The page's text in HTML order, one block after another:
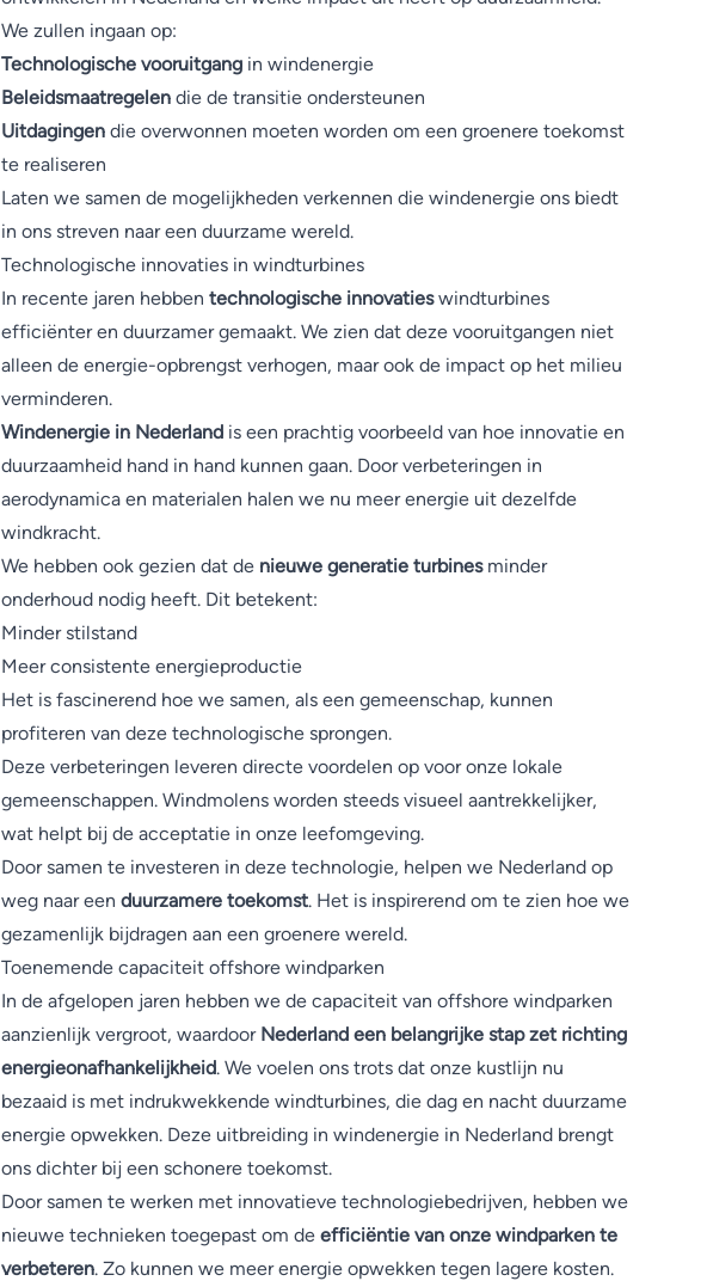
We zullen ingaan op:
Technologische vooruitgang in windenergie
Beleidsmaatregelen die de transitie ondersteunen
Uitdagingen die overwonnen moeten worden om een groenere toekomst
te realiseren
Laten we samen de mogelijkheden verkennen die windenergie ons biedt
in ons streven naar een duurzame wereld.
Technologische innovaties in windturbines
In recente jaren hebben technologische innovatieswindturbines
efficiënter en duurzamer gemaakt. We zien dat deze vooruitgangen niet
alleen de energie-opbrengst verhogen, maar ook de impact op het milieu
verminderen.
Windenergie in Nederland is een prachtig voorbeeld van hoe innovatie en
duurzaamheid hand in hand kunnen gaan. Door verbeteringen in
aerodynamica en materialen halen we nu meer energie uit dezelfde
windkracht.
We hebben ook gezien dat de nieuwe generatie turbinesminder
onderhoud nodig heeft. Dit betekent:
Minder stilstand
Meer consistente energieproductie
Het is fascinerend hoe we samen, als een gemeenschap, kunnen
profiteren van deze technologische sprongen.
Deze verbeteringen leveren directe voordelen op voor onze lokale
gemeenschappen. Windmolens worden steeds visueel aantrekkelijker,
wat helpt bij de acceptatie in onze leefomgeving.
Door samen te investeren in deze technologie, helpen we Nederland op
weg naar een duurzamere toekomst. Het is inspirerend om te zien hoe we
gezamenlijk bijdragen aan een groenere wereld.
Toenemende capaciteit offshore windparken
In de afgelopen jaren hebben we de capaciteit van offshore windparken
aanzienlijk vergroot, waardoor Nederland een belangrijke stap zet richting
energieonafhankelijkheid. We voelen ons trots dat onze kustlijn nu
bezaaid is met indrukwekkende windturbines, die dag en nacht duurzame
energie opwekken. Deze uitbreiding in windenergie in Nederland brengt
ons dichter bij een schonere toekomst.
Door samen te werken met innovatieve technologiebedrijven, hebben we
nieuwe technieken toegepast om de efficiëntie van onze windparken te
verbeteren. Zo kunnen we meer energie opwekken tegen lagere kosten.